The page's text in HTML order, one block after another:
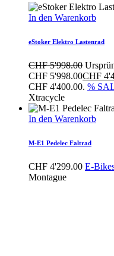
In den Warenkorb
eStoker Elektro Lastenrad
CHF5'998.00
CHF 5'998.00CHF
CHF 4'400.00. %
Xtracycle
In den Warenkorb
M-E1 Pedelec Faltrad
CHF 4'299.00 E-
Montague